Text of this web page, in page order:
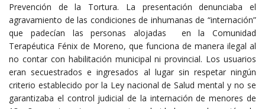
Prevención de la Tortura. La presentación denunciaba el
agravamiento de las condiciones de inhumanas de “internación”
que padecían las personas alojadas en la Comunidad
Terapéutica Fénix de Moreno, que funciona de manera ilegal al
no contar con habilitación municipal ni provincial. Los usuarios
eran secuestrados e ingresados al lugar sin respetar ningún
criterio establecido por la Ley nacional de Salud mental y no se
garantizaba el control judicial de la internación de menores de